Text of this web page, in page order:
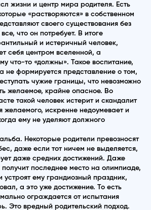
жизни и центр мира родителя. Есть
«растворяются» в собственном
своего существования без
что он потребует. В итоге
и истеричный человек,
себя центром вселенной, а
что-то «должны». Такое воспитание,
не формируется представление о том,
чужие границы, что невозможно
желаемое, крайне опасное. Во
такой человек истерит и скандалит
желаемого, искренне недоумевает и
ему не уделяют должного
Некоторые родители превозносят
даже если тот ничем не выделяется,
даже средних достижений. Даже
последнее место на олимпиаде,
устроят ему грандиозный праздник,
а это уже достижение. То есть
ограждается от испытания
Это вредный родительский подход.